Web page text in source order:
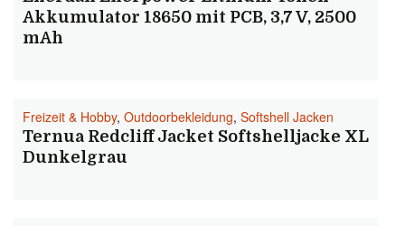
Akkumulator 18650 mit PCB, 3,7 V, 2500
mAh
Freizeit & Hobby, Outdoorbekleidung, Softshell Jacken
Ternua Redcliff Jacket Softshelljacke XL
Dunkelgrau